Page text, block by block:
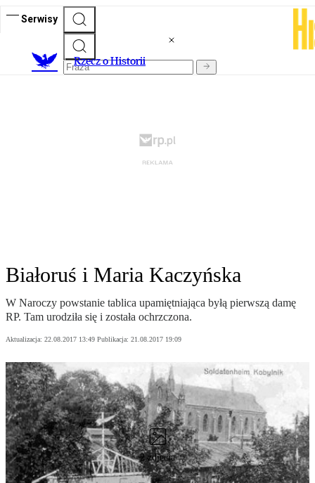
Serwisy
Rzecz o Historii
Białoruś i Maria Kaczyńska
W Naroczy powstanie tablica upamiętniająca byłą pierwszą damę
RP. Tam urodziła się i została ochrzczona.
Aktualizacja: 22.08.2017 13:49 Publikacja: 21.08.2017 19:09
2 zdjęcia